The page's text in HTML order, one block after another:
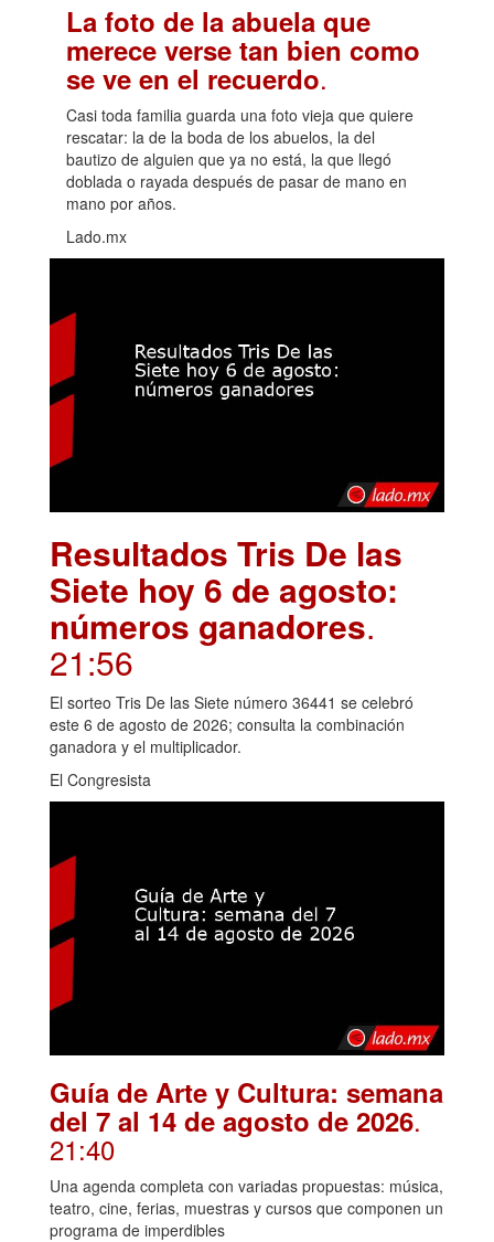
La foto de la abuela que
merece verse tan bien como
se ve en el recuerdo.
Casi toda familia guarda una foto vieja que quiere
rescatar: la de la boda de los abuelos, la del
bautizo de alguien que ya no está, la que llegó
doblada o rayada después de pasar de mano en
mano por años.
Lado.mx
Resultados Tris De las
Siete hoy 6 de agosto:
números ganadores.
21:56
El sorteo Tris De las Siete número 36441 se celebró
este 6 de agosto de 2026; consulta la combinación
ganadora y el multiplicador.
El Congresista
Guía de Arte y Cultura: semana
del 7 al 14 de agosto de 2026.
21:40
Una agenda completa con variadas propuestas: música,
teatro, cine, ferias, muestras y cursos que componen un
programa de imperdibles